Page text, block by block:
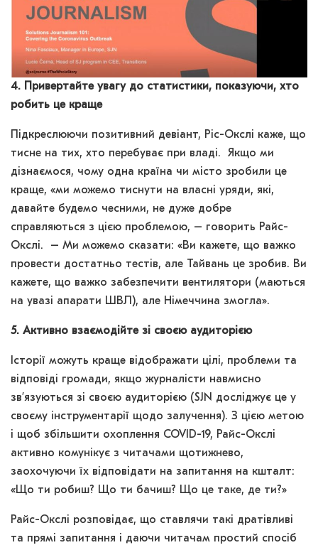
4. Привертайте увагу до статистики, показуючи, хто
робить це краще
Підкреслюючи позитивний девіант, Ріс-Окслі каже, що
тисне на тих, хто перебуває при владі. Якщо ми
дізнаємося, чому одна країна чи місто зробили це
краще, «ми можемо тиснути на власні уряди, які,
давайте будемо чесними, не дуже добре
справляються з цією проблемою, – говорить Райс-
Окслі. – Ми можемо сказати: «Ви кажете, що важко
провести достатньо тестів, але Тайвань це зробив. Ви
кажете, що важко забезпечити вентилятори (маються
на увазі апарати ШВЛ), але Німеччина змогла».
5. Активно взаємодійте зі своєю аудиторією
Історії можуть краще відображати цілі, проблеми та
відповіді громади, якщо журналісти навмисно
зв’язуються зі своєю аудиторією (SJN досліджує це у
своєму інструментарії щодо залучення). З цією метою
і щоб збільшити охоплення COVID-19, Райс-Окслі
активно комунікує з читачами щотижнево,
заохочуючи їх відповідати на запитання на кшталт:
«Що ти робиш? Що ти бачиш? Що це таке, де ти?»
Райс-Окслі розповідає, що ставлячи такі дратівливі
та прямі запитання і даючи читачам простий спосіб